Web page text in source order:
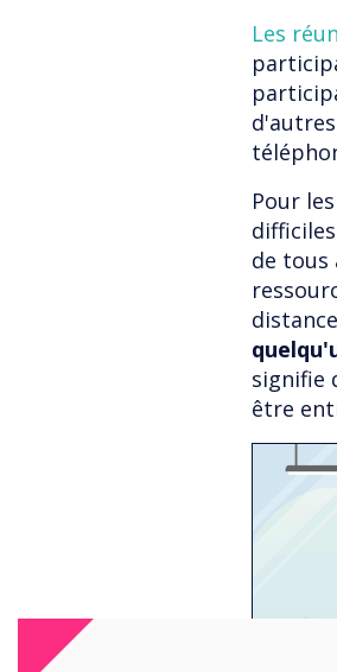
Les
Pour
de tous
signifie
être